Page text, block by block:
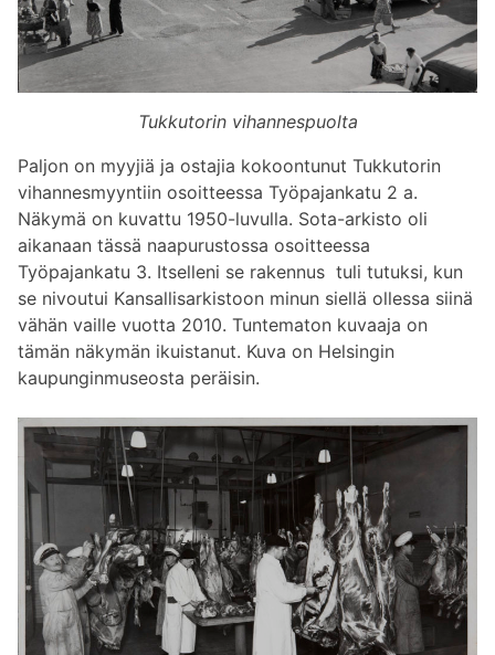
Tukkutorin vihannespuolta
Paljon on myyjiä ja ostajia kokoontunut Tukkutorin
vihannesmyyntiin osoitteessa Työpajankatu 2 a.
Näkymä on kuvattu 1950-luvulla. Sota-arkisto oli
aikanaan tässä naapurustossa osoitteessa
Työpajankatu 3. Itselleni se rakennus tuli tutuksi, kun
se nivoutui Kansallisarkistoon minun siellä ollessa siinä
vähän vaille vuotta 2010. Tuntematon kuvaaja on
tämän näkymän ikuistanut. Kuva on Helsingin
kaupunginmuseosta peräisin.